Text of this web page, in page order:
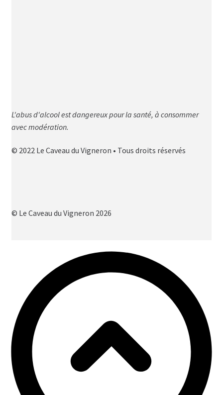
L'abus d'alcool est dangereux pour la santé, à consommer
avec modération.
© 2022 Le Caveau du Vigneron • Tous droits réservés
© Le Caveau du Vigneron 2026